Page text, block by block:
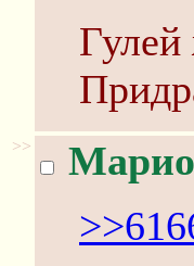
Гулей
>> Марио